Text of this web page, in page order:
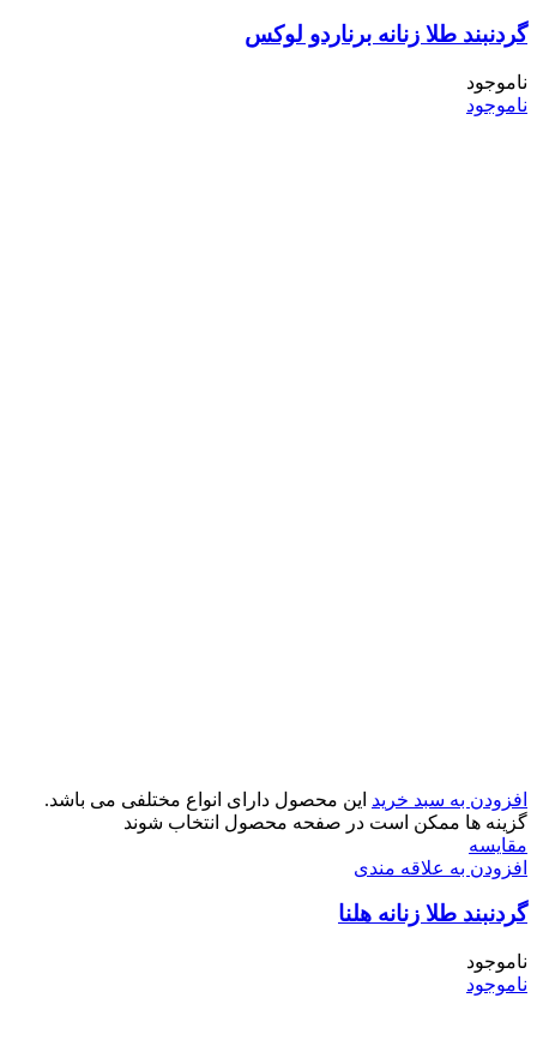
گردنبند طلا زنانه برناردو لوکس
ناموجود
ناموجود
افزودن به سبد خرید این محصول دارای انواع مختلفی می باشد.
گزینه ها ممکن است در صفحه محصول انتخاب شوند
مقایسه
افزودن به علاقه مندی
گردنبند طلا زنانه هلنا
ناموجود
ناموجود